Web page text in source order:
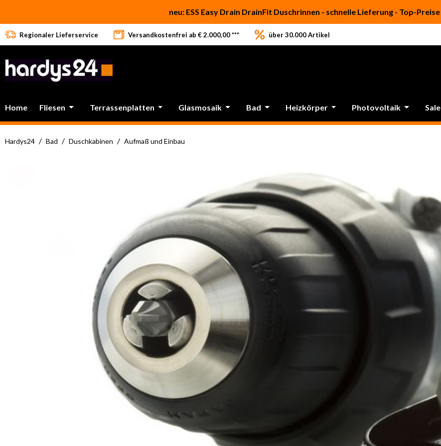
neu: ESS Easy Drain DrainFit Duschrinnen - schnelle Lieferung - Top-Preise
Regionaler Lieferservice Versandkostenfrei ab € 2.000,00 *** über 30.000 Artikel
Home Fliesen Terrassenplatten Glasmosaik Bad Heizkörper Photovoltaik Sale
Hardys24 / Bad / Duschkabinen / Aufmaß und Einbau